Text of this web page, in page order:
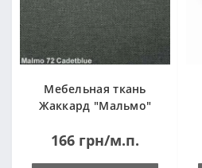
Мебельная ткань
Жаккард "Мальмо"
166 грн/м.п.